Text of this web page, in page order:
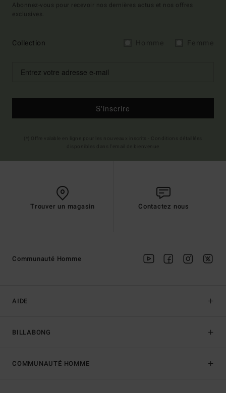
Abonnez-vous pour recevoir nos dernières actus et nos offres
exclusives.
Collection
S'inscrire
Trouver un magasin Contactez nous
AIDE
BILLABONG
Communauté Homme
COMMUNAUTÉ HOMME